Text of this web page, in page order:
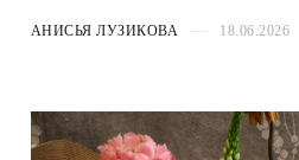
АНИСЬЯ ЛУЗИКОВА 18.06.2026